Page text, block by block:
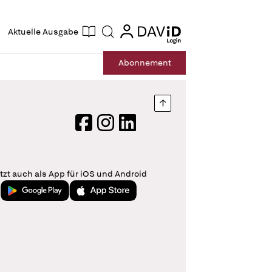
Aktuelle Ausgabe Suche login
login
Abonnement
Nach oben springen
FacebookInstagram
LinkedIn
auch als App für iOS und Android
Jetzt bei Google PlayLaden im App Store